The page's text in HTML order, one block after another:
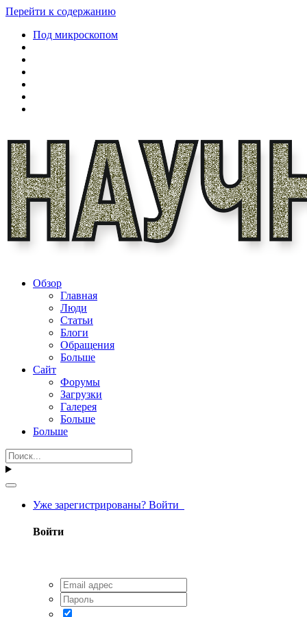
Перейти к содержанию
Под микроскопом
Обзор
Главная
Люди
Статьи
Блоги
Обращения
Больше
Сайт
Форумы
Загрузки
Галерея
Больше
Больше
Уже зарегистрированы? Войти
Войти